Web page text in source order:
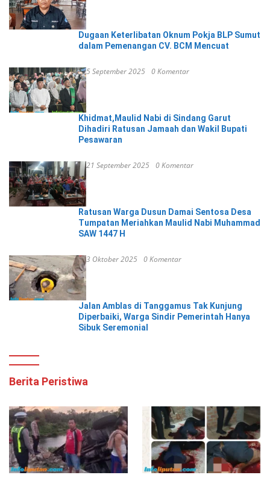
Dugaan Keterlibatan Oknum Pokja BLP Sumut
dalam Pemenangan CV. BCM Mencuat
5 September 2025 0 Komentar
Khidmat,Maulid Nabi di Sindang Garut
Dihadiri Ratusan Jamaah dan Wakil Bupati
Pesawaran
21 September 2025 0 Komentar
Ratusan Warga Dusun Damai Sentosa Desa
Tumpatan Meriahkan Maulid Nabi Muhammad
SAW 1447 H
3 Oktober 2025 0 Komentar
Jalan Amblas di Tanggamus Tak Kunjung
Diperbaiki, Warga Sindir Pemerintah Hanya
Sibuk Seremonial
Berita Peristiwa